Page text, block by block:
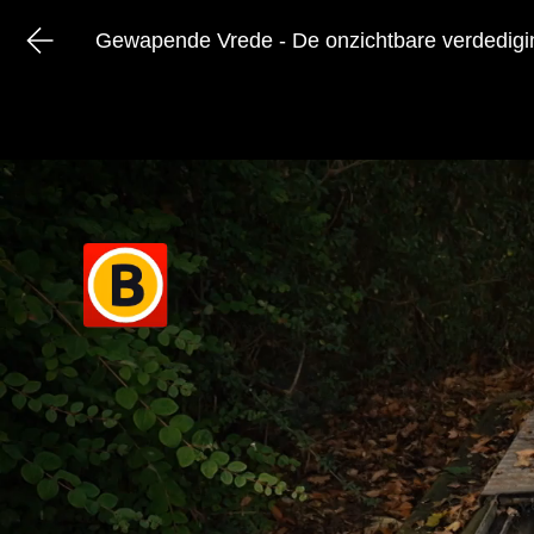
Gewapende Vrede - De onzichtbare